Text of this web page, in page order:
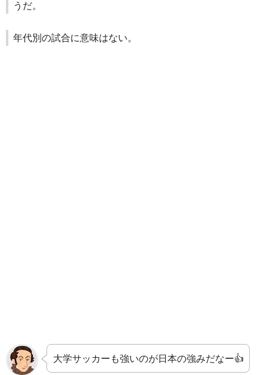
うだ。
年代別の試合に意味はない。
大学サッカーも強いのが日本の強みだなー👍️